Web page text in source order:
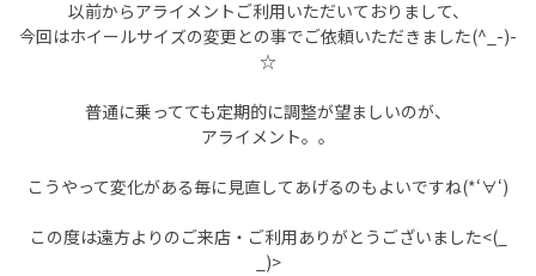
以前からアライメントご利用いただいておりまして、
今回はホイールサイズの変更との事でご依頼いただきました(^_-)-
☆
普通に乗ってても定期的に調整が望ましいのが、
アライメント。。
こうやって変化がある毎に見直してあげるのもよいですね(*‘∀‘)
この度は遠方よりのご来店・ご利用ありがとうございました<(_
_)>